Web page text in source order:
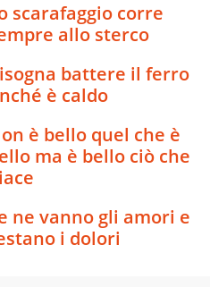
scarafaggio corre
allo sterco
battere il ferro
è caldo
è bello quel che è
ma è bello ciò che
ne vanno gli amori e
i dolori